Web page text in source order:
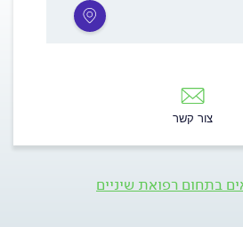
צור קשר
בתחום רפואת שיניים